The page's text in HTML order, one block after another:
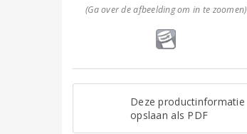
(Ga over de afbeelding om in te zoomen)
Deze productinformatie
opslaan als PDF